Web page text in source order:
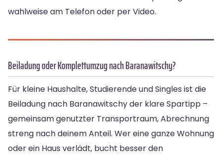
wahlweise am Telefon oder per Video.
Beiladung oder Komplettumzug nach Baranawitschy?
Für kleine Haushalte, Studierende und Singles ist die
Beiladung nach Baranawitschy der klare Spartipp –
gemeinsam genutzter Transportraum, Abrechnung
streng nach deinem Anteil. Wer eine ganze Wohnung
oder ein Haus verlädt, bucht besser den